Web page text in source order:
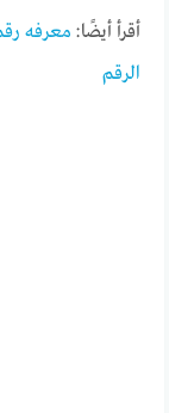
أقرأ أيضًا: معرفه
الرقم